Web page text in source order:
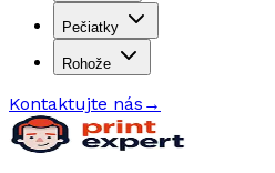
Pečiatky
Rohože
Kontaktujte nás →